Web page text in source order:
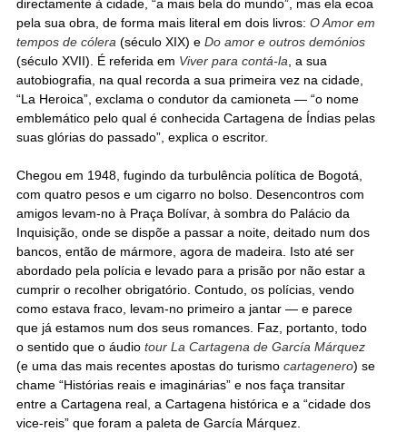
directamente à cidade, “a mais bela do mundo”, mas ela ecoa
pela sua obra, de forma mais literal em dois livros: O Amor em
tempos de cólera(século XIX) e Do amor e outros demónios
(século XVII). É referida em Viver para contá-la, a sua
autobiografia, na qual recorda a sua primeira vez na cidade,
“La Heroica”, exclama o condutor da camioneta — “o nome
emblemático pelo qual é conhecida Cartagena de Índias pelas
suas glórias do passado”, explica o escritor.
Chegou em 1948, fugindo da turbulência política de Bogotá,
com quatro pesos e um cigarro no bolso. Desencontros com
amigos levam-no à Praça Bolívar, à sombra do Palácio da
Inquisição, onde se dispõe a passar a noite, deitado num dos
bancos, então de mármore, agora de madeira. Isto até ser
abordado pela polícia e levado para a prisão por não estar a
cumprir o recolher obrigatório. Contudo, os polícias, vendo
como estava fraco, levam-no primeiro a jantar — e parece
que já estamos num dos seus romances. Faz, portanto, todo
o sentido que o áudio tour La Cartagena de García Márquez
(e uma das mais recentes apostas do turismo cartagenero) se
chame “Histórias reais e imaginárias” e nos faça transitar
entre a Cartagena real, a Cartagena histórica e a “cidade dos
vice-reis” que foram a paleta de García Márquez.